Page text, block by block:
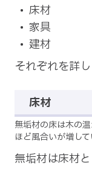
床材
家具
建材
それぞれを詳し
床材
無垢材の床は木の
ほど風合いが増して
無垢材は床材